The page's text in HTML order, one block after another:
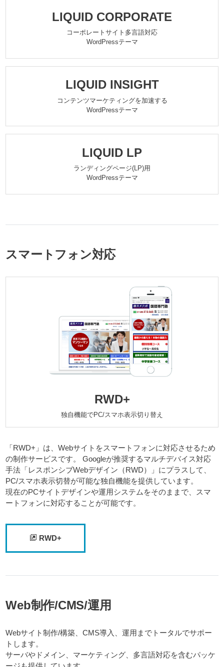
LIQUID CORPORATE
コーポレートサイト多言語対応
WordPressテーマ
LIQUID INSIGHT
コンテンツマーケティングを加速する
WordPressテーマ
LIQUID LP
ランディングページ(LP)用
WordPressテーマ
スマートフォン対応
RWD+
独自機能でPC/スマホ表示切り替え
「RWD+」は、Webサイトをスマートフォンに対応させるため
の制作サービスです。 Googleが推奨するマルチデバイス対応
手法「レスポンシブWebデザイン（RWD）」にプラスして、
PC/スマホ表示切替が可能な独自機能を提供しています。
現在のPCサイトデザインや運用システムをそのままで、スマ
ートフォンに対応することが可能です。
RWD+
Web制作/CMS/運用
Webサイト制作/構築、CMS導入、運用までトータルでサポー
トします。
サーバやドメイン、マーケティング、多言語対応を含むパッケ